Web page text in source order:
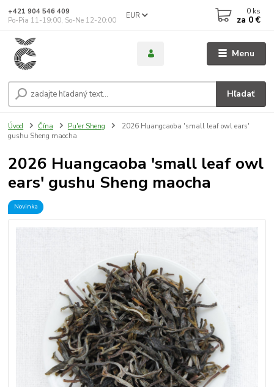
Menu
EUR
Hľadať
+421 904 546 409
Po-Pia 11-19:00, So-Ne 12-20:00
0 ks
za 0 €
Úvod Čína Pu'er Sheng
2026 Huangcaoba 'small leaf owl ears'
gushu Sheng maocha
2026 Huangcaoba 'small leaf owl
ears' gushu Sheng maocha
Novinka